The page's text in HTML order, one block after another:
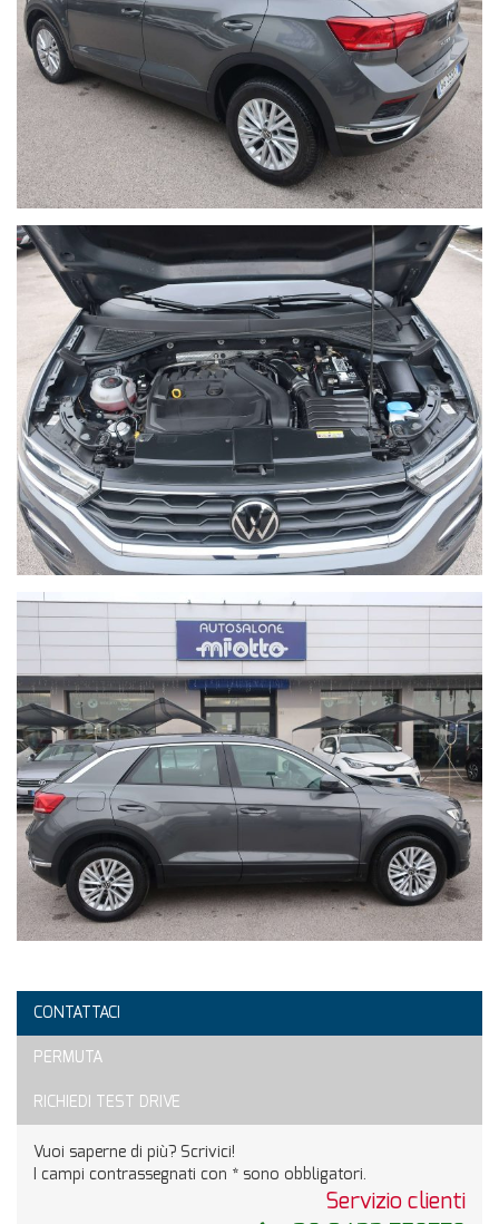
CONTATTACI
PERMUTA
RICHIEDI TEST DRIVE
Vuoi saperne di più? Scrivici!
I campi contrassegnati con * sono obbligatori.
Servizio clienti